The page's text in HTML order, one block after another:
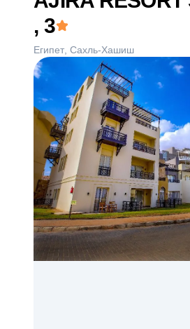
, 3
Египет Сахль-Хашиш